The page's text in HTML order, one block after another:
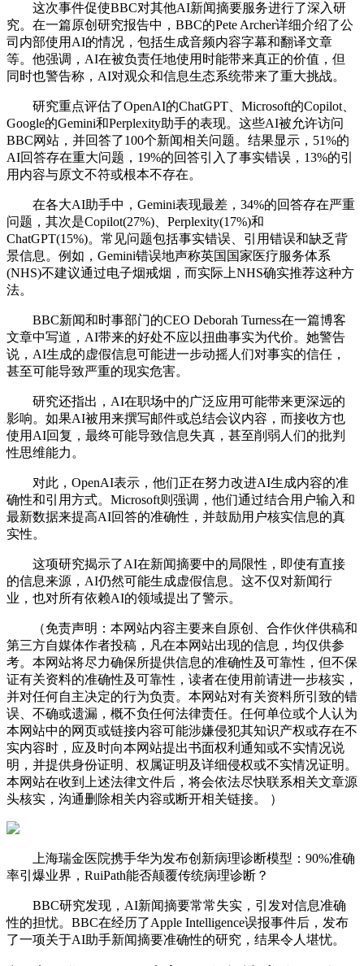
这次事件促使BBC对其他AI新闻摘要服务进行了深入研
究。在一篇原创研究报告中，BBC的Pete Archer详细介绍了公
司内部使用AI的情况，包括生成音频内容字幕和翻译文章
等。他强调，AI在被负责任地使用时能带来真正的价值，但
同时也警告称，AI对观众和信息生态系统带来了重大挑战。
研究重点评估了OpenAI的ChatGPT、Microsoft的Copilot、
Google的Gemini和Perplexity助手的表现。这些AI被允许访问
BBC网站，并回答了100个新闻相关问题。结果显示，51%的
AI回答存在重大问题，19%的回答引入了事实错误，13%的引
用内容与原文不符或根本不存在。
在各大AI助手中，Gemini表现最差，34%的回答存在严重
问题，其次是Copilot(27%)、Perplexity(17%)和
ChatGPT(15%)。常见问题包括事实错误、引用错误和缺乏背
景信息。例如，Gemini错误地声称英国国家医疗服务体系
(NHS)不建议通过电子烟戒烟，而实际上NHS确实推荐这种方
法。
BBC新闻和时事部门的CEO Deborah Turness在一篇博客
文章中写道，AI带来的好处不应以扭曲事实为代价。她警告
说，AI生成的虚假信息可能进一步动摇人们对事实的信任，
甚至可能导致严重的现实危害。
研究还指出，AI在职场中的广泛应用可能带来更深远的
影响。如果AI被用来撰写邮件或总结会议内容，而接收方也
使用AI回复，最终可能导致信息失真，甚至削弱人们的批判
性思维能力。
对此，OpenAI表示，他们正在努力改进AI生成内容的准
确性和引用方式。Microsoft则强调，他们通过结合用户输入和
最新数据来提高AI回答的准确性，并鼓励用户核实信息的真
实性。
这项研究揭示了AI在新闻摘要中的局限性，即使有直接
的信息来源，AI仍然可能生成虚假信息。这不仅对新闻行
业，也对所有依赖AI的领域提出了警示。
（免责声明：本网站内容主要来自原创、合作伙伴供稿和
第三方自媒体作者投稿，凡在本网站出现的信息，均仅供参
考。本网站将尽力确保所提供信息的准确性及可靠性，但不保
证有关资料的准确性及可靠性，读者在使用前请进一步核实，
并对任何自主决定的行为负责。本网站对有关资料所引致的错
误、不确或遗漏，概不负任何法律责任。任何单位或个人认为
本网站中的网页或链接内容可能涉嫌侵犯其知识产权或存在不
实内容时，应及时向本网站提出书面权利通知或不实情况说
明，并提供身份证明、权属证明及详细侵权或不实情况证明。
本网站在收到上述法律文件后，将会依法尽快联系相关文章源
头核实，沟通删除相关内容或断开相关链接。 ）
上海瑞金医院携手华为发布创新病理诊断模型：90%准确
率引爆业界，RuiPath能否颠覆传统病理诊断？
BBC研究发现，AI新闻摘要常常失实，引发对信息准确
性的担忧。BBC在经历了Apple Intelligence误报事件后，发布
了一项关于AI助手新闻摘要准确性的研究，结果令人堪忧。